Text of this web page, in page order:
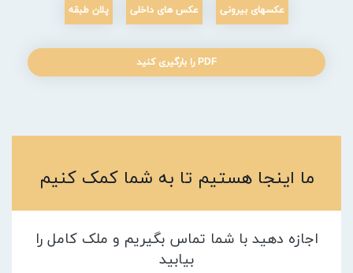
عکسهای بیرونی عکس های داخلی پلان طبقه
PDF را بارگیری کنید
ما اینجا هستیم تا به شما کمک کنیم
اجازه دهید با شما تماس بگیریم و ملک کامل را
بیابید